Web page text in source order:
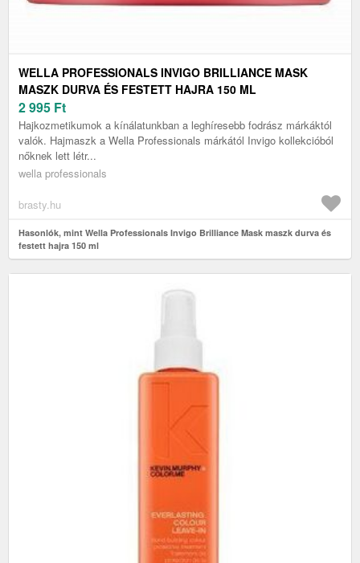
WELLA PROFESSIONALS INVIGO BRILLIANCE MASK
MASZK DURVA ÉS FESTETT HAJRA 150 ML
2 995 Ft
Hajkozmetikumok a kínálatunkban a leghíresebb fodrász márkáktól
valók. Hajmaszk a Wella Professionals márkától Invigo kollekcióból
nőknek lett létr...
wella professionals
brasty.hu
Hasonlók, mint Wella Professionals Invigo Brilliance Mask maszk durva és
festett hajra 150 ml